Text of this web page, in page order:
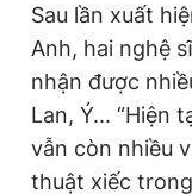
Sau lần xuất
Anh, hai nghệ
nhận được
Lan, Ý... “Hiện
vẫn còn nhiều
thuật xiếc